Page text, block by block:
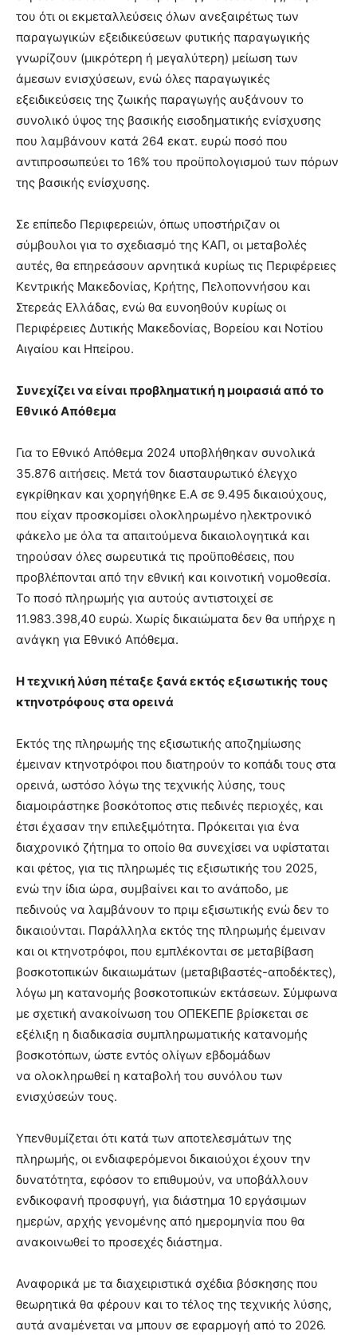
του ότι οι εκµεταλλεύσεις όλων ανεξαιρέτως των
παραγωγικών εξειδικεύσεων φυτικής παραγωγικής
γνωρίζουν (µικρότερη ή µεγαλύτερη) µείωση των
άµεσων ενισχύσεων, ενώ όλες παραγωγικές
εξειδικεύσεις της ζωικής παραγωγής αυξάνουν το
συνολικό ύψος της βασικής εισοδηµατικής ενίσχυσης
που λαµβάνουν κατά 264 εκατ. ευρώ ποσό που
αντιπροσωπεύει το 16% του προϋπολογισµού των πόρων
της βασικής ενίσχυσης.
Σε επίπεδο Περιφερειών, όπως υποστήριζαν οι
σύµβουλοι για το σχεδιασµό της ΚΑΠ, οι µεταβολές
αυτές, θα επηρεάσουν αρνητικά κυρίως τις Περιφέρειες
Κεντρικής Μακεδονίας, Κρήτης, Πελοποννήσου και
Στερεάς Ελλάδας, ενώ θα ευνοηθούν κυρίως οι
Περιφέρειες ∆υτικής Μακεδονίας, Βορείου και Νοτίου
Αιγαίου και Ηπείρου.
Συνεχίζει να είναι προβληµατική η µοιρασιά από το
Εθνικό Απόθεµα
Για το Εθνικό Απόθεµα 2024 υποβλήθηκαν συνολικά
35.876 αιτήσεις. Μετά τον διασταυρωτικό έλεγχο
εγκρίθηκαν και χορηγήθηκε Ε.Α σε 9.495 δικαιούχους,
που είχαν προσκοµίσει ολοκληρωµένο ηλεκτρονικό
φάκελο µε όλα τα απαιτούµενα δικαιολογητικά και
τηρούσαν όλες σωρευτικά τις προϋποθέσεις, που
προβλέπονται από την εθνική και κοινοτική νοµοθεσία.
Το ποσό πληρωµής για αυτούς αντιστοιχεί σε
11.983.398,40 ευρώ. Χωρίς δικαιώµατα δεν θα υπήρχε η
ανάγκη για Εθνικό Απόθεµα.
Η τεχνική λύση πέταξε ξανά εκτός εξισωτικής τους
κτηνοτρόφους στα ορεινά
Εκτός της πληρωμής της εξισωτικής αποζημίωσης
έμειναν κτηνοτρόφοι που διατηρούν το κοπάδι τους στα
ορεινά, ωστόσο λόγω της τεχνικής λύσης, τους
διαμοιράστηκε βοσκότοπος στις πεδινές περιοχές, και
έτσι έχασαν την επιλεξιμότητα. Πρόκειται για ένα
διαχρονικό ζήτημα το οποίο θα συνεχίσει να υφίσταται
και φέτος, για τις πληρωμές τις εξισωτικής του 2025,
ενώ την ίδια ώρα, συμβαίνει και το ανάποδο, με
πεδινούς να λαμβάνουν το πριμ εξισωτικής ενώ δεν το
δικαιούνται. Παράλληλα εκτός της πληρωμής έμειναν
και οι κτηνοτρόφοι, που εμπλέκονται σε μεταβίβαση
βοσκοτοπικών δικαιωμάτων (μεταβιβαστές-αποδέκτες),
λόγω μη κατανομής βοσκοτοπικών εκτάσεων. Σύμφωνα
με σχετική ανακοίνωση του ΟΠΕΚΕΠΕ βρίσκεται σε
εξέλιξη η διαδικασία συμπληρωματικής κατανομής
βοσκοτόπων, ώστε εντός ολίγων εβδομάδων
να ολοκληρωθεί η καταβολή του συνόλου των
ενισχύσεών τους.
Υπενθυμίζεται ότι κατά των αποτελεσμάτων της
πληρωμής, οι ενδιαφερόμενοι δικαιούχοι έχουν την
δυνατότητα, εφόσον το επιθυμούν, να υποβάλλουν
ενδικοφανή προσφυγή, για διάστημα 10 εργάσιμων
ημερών, αρχής γενομένης από ημερομηνία που θα
ανακοινωθεί το προσεχές διάστημα.
Αναφορικά με τα διαχειριστικά σχέδια βόσκησης που
θεωρητικά θα φέρουν και το τέλος της τεχνικής λύσης,
αυτά αναμένεται να μπουν σε εφαρμογή από το 2026.